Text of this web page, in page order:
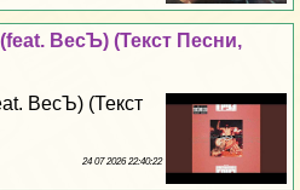
ВесЪ) (Текст Песни,
ВесЪ) (Текст
24 07 2026 22:40:22